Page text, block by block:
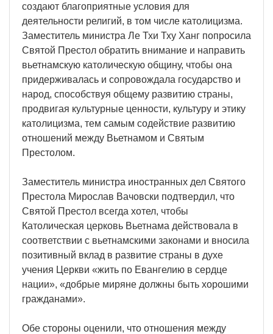
создают благоприятные условия для
деятельности религий, в том числе католицизма.
Заместитель министра Ле Тхи Тху Ханг попросила
Святой Престол обратить внимание и направить
вьетнамскую католическую общину, чтобы она
придерживалась и сопровождала государство и
народ, способствуя общему развитию страны,
продвигая культурные ценности, культуру и этику
католицизма, тем самым содействие развитию
отношений между Вьетнамом и Святым
Престолом.
Заместитель министра иностранных дел Святого
Престола Мирослав Вачовски подтвердил, что
Святой Престол всегда хотел, чтобы
Католическая церковь Вьетнама действовала в
соответствии с вьетнамскими законами и вносила
позитивный вклад в развитие страны в духе
учения Церкви «жить по Евангелию в сердце
нации», «добрые миряне должны быть хорошими
гражданами».
Обе стороны оценили, что отношения между